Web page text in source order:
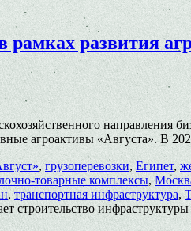
рамках развития
направления
агроактивы «Августа». В
,грузоперевозки, Египет,
товарные комплексы,
,транспортная инфраструктура,
строительство инфраструктуры